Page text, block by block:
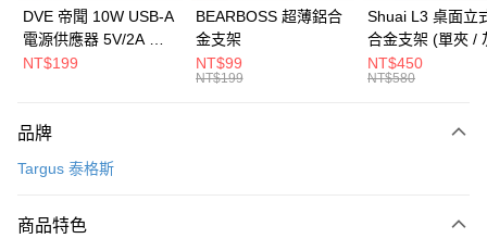
臺灣中小企業銀行
台中商業銀行
匯豐（台灣）商業銀行
華泰商業銀行
聯邦商業銀行
元大商業銀行
台灣樂天信用卡公司
國泰世華商業銀行
兆豐國際商業銀行
臺灣中小企業銀行
匯豐（台灣）商業銀行
玉山商業銀行
台灣樂天信用卡公司
街口支付
悠遊付
相關說明
DVE 帝聞 10W USB-A
電源供應器 5V/2A 充
電頭 (適用閱讀器、小
NT$199
BEARBOSS 超薄鋁合
金支架
NT$99
NT$199
Shuai L3 桌面立
合金支架 (單夾 /
NT$450
NT$580
品牌
Targus 泰格斯
商品特色